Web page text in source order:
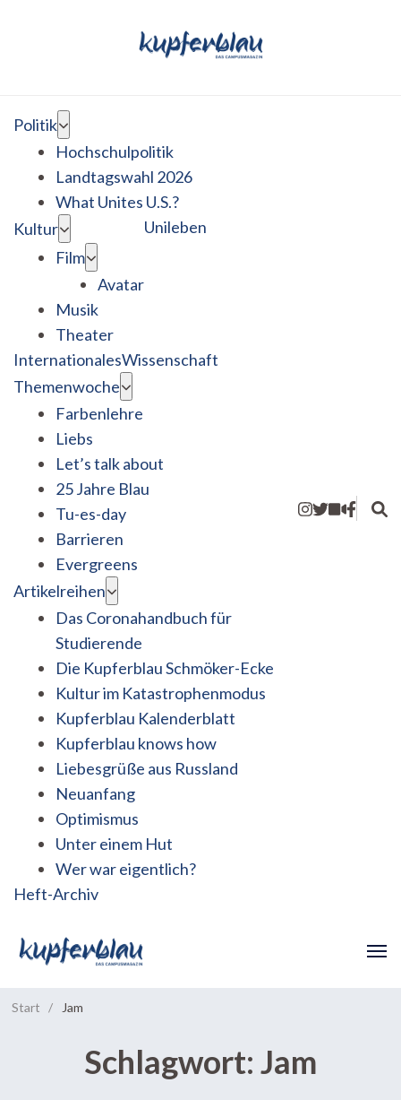
Politik
Hochschulpolitik
Landtagswahl 2026
What Unites U.S.?
Kultur
Film
Avatar
Musik
Theater
Unileben
InternationalesWissenschaft
Themenwoche
Farbenlehre
Liebs
Let’s talk about
25 Jahre Blau
Tu-es-day
Barrieren
Evergreens
Artikelreihen
Das Coronahandbuch für
Studierende
Die Kupferblau Schmöker-Ecke
Kultur im Katastrophenmodus
Kupferblau Kalenderblatt
Kupferblau knows how
Liebesgrüße aus Russland
Neuanfang
Optimismus
Unter einem Hut
Wer war eigentlich?
Heft-Archiv
Start / Jam
Schlagwort: Jam